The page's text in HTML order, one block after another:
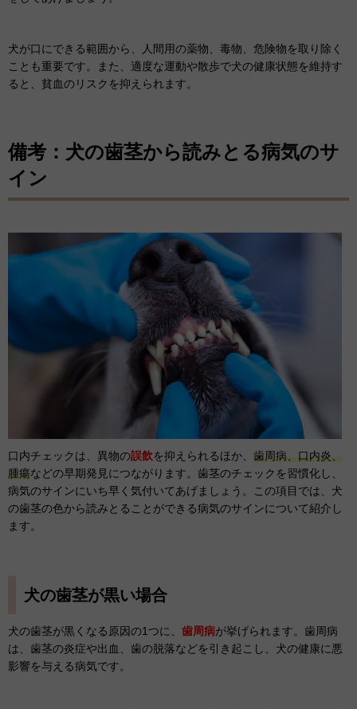
犬が口にできる範囲から、人間用の薬物、毒物、危険物を取り除く
ことも重要です。また、適度な運動や散歩で犬の健康状態を維持す
ると、貧血のリスクを抑えられます。
備考：犬の歯茎から読みとる病気のサ
イン
口内チェックは、異物の誤飲を抑えられるほか、 歯周病、口内炎、
腫瘍などの早期発見につながります。歯茎のチェックを習慣化し、
病気のサインにいち早く気付いてあげましょう。この項目では、犬
の歯茎の色から読みとることができる病気のサインについて紹介し
ます。
犬の歯茎が黒い場合
犬の歯茎が黒くなる原因の1つに、 歯周病が挙げられます。歯周病
は、歯茎の炎症や出血、歯の脱落などを引き起こし、犬の健康に悪
影響を与える病気です。